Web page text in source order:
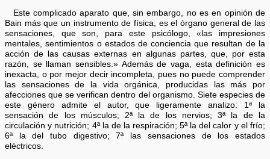
Este complicado aparato que, sin embargo, no es en opinión de
Bain más que un instrumento de física, es el órgano general de las
sensaciones, que son, para este psicólogo, «las impresiones
mentales, sentimientos o estados de conciencia que resultan de la
acción de las causas externas en algunas partes, que, por esta
razón, se llaman sensibles.» Además de vaga, esta definición es
inexacta, o por mejor decir incompleta, pues no puede comprender
las sensaciones de la vida orgánica, producidas las más por
afecciones que se verifican dentro del organismo. Siete especies de
este género admite el autor, que ligeramente analizo: 1ª la
sensación de los músculos; 2ª la de los nervios; 3ª la de la
circulación y nutrición; 4ª la de la respiración; 5ª la del calor y el frío;
6ª la del tubo digestivo; 7ª las sensaciones de los estados
eléctricos.